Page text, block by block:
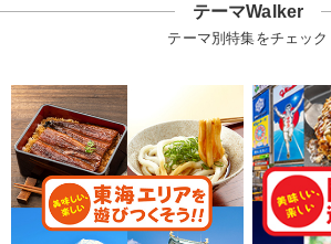
テーマWalker
テーマ別特集をチェック